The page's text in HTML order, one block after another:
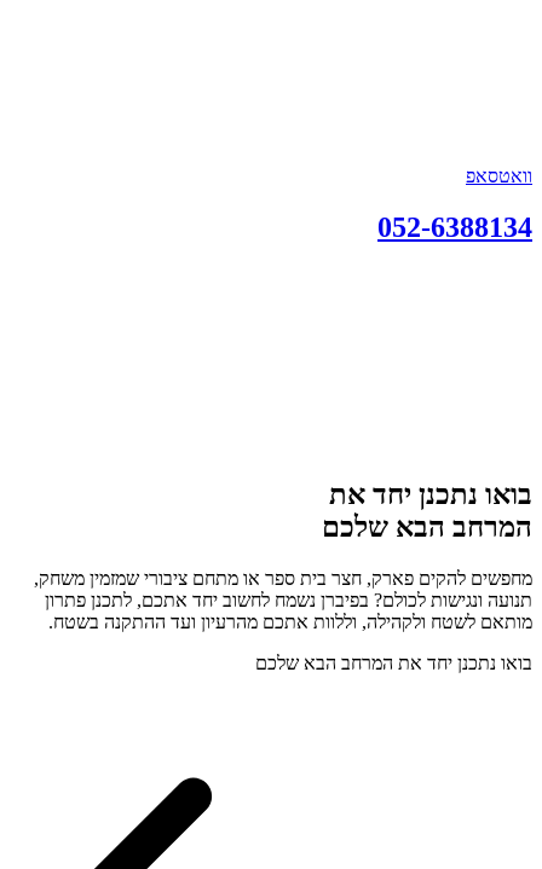
וואטסאפ
052-6388134
בואו נתכנן יחד את
המרחב הבא שלכם
מחפשים להקים פארק, חצר בית ספר או מתחם ציבורי שמזמין משחק,
תנועה ונגישות לכולם? בפיברן נשמח לחשוב יחד אתכם, לתכנן פתרון
מותאם לשטח ולקהילה, וללוות אתכם מהרעיון ועד ההתקנה בשטח.
בואו נתכנן יחד את המרחב הבא שלכם